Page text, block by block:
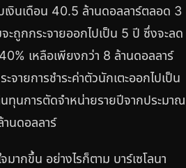
เงินเดือน 40.5 ล้านดอลลาร์ตลอด 3
ะถูกกระจายออกไปเป็น 5 ปี ซึ่งจะลด
เหลือเพียงกว่า 8 ล้านดอลลาร์
จายการชำระค่าตัวนักเตะออกไปเป็น
นการตัดจำหน่ายรายปีจากประมาณ
นดอลลาร์
มากขึ้น อย่างไรก็ตาม บาร์เซโลนา